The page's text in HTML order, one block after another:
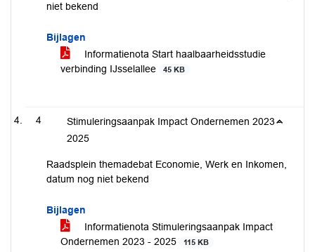
niet bekend
Bijlagen
Informatienota Start haalbaarheidsstudie
verbinding IJsselallee
45 KB
4
Stimuleringsaanpak Impact Ondernemen 2023 -
2025
Raadsplein themadebat Economie, Werk en Inkomen,
datum nog niet bekend
Bijlagen
Informatienota Stimuleringsaanpak Impact
Ondernemen 2023 - 2025
115 KB